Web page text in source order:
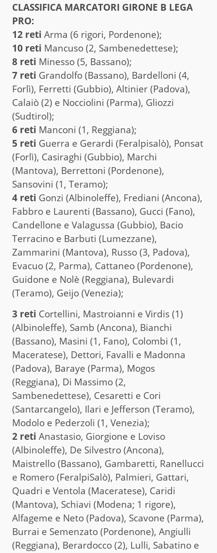
CLASSIFICA MARCATORI GIRONE B LEGA
PRO:
12 reti Arma (6 rigori, Pordenone);
10 reti Mancuso (2, Sambenedettese);
8 reti Minesso (5, Bassano);
7 reti Grandolfo (Bassano), Bardelloni (4,
Forlì), Ferretti (Gubbio), Altinier (Padova),
Calaiò (2) e Nocciolini (Parma), Gliozzi
(Sudtirol);
6 reti Manconi (1, Reggiana);
5 reti Guerra e Gerardi (Feralpisalò), Ponsat
(Forlì), Casiraghi (Gubbio), Marchi
(Mantova), Berrettoni (Pordenone),
Sansovini (1, Teramo);
4 reti Gonzi (Albinoleffe), Frediani (Ancona),
Fabbro e Laurenti (Bassano), Gucci (Fano),
Candellone e Valagussa (Gubbio), Bacio
Terracino e Barbuti (Lumezzane),
Zammarini (Mantova), Russo (3, Padova),
Evacuo (2, Parma), Cattaneo (Pordenone),
Guidone e Nolè (Reggiana), Bulevardi
(Teramo), Geijo (Venezia);
3 reti Cortellini, Mastroianni e Virdis (1)
(Albinoleffe), Samb (Ancona), Bianchi
(Bassano), Masini (1, Fano), Colombi (1,
Maceratese), Dettori, Favalli e Madonna
(Padova), Baraye (Parma), Mogos
(Reggiana), Di Massimo (2,
Sambenedettese), Cesaretti e Cori
(Santarcangelo), Ilari e Jefferson (Teramo),
Modolo e Pederzoli (1, Venezia);
2 reti Anastasio, Giorgione e Loviso
(Albinoleffe), De Silvestro (Ancona),
Maistrello (Bassano), Gambaretti, Ranellucci
e Romero (FeralpiSalò), Palmieri, Gattari,
Quadri e Ventola (Maceratese), Caridi
(Mantova), Schiavi (Modena; 1 rigore),
Alfageme e Neto (Padova), Scavone (Parma),
Burrai e Semenzato (Pordenone), Angiulli
(Reggiana), Berardocco (2), Lulli, Sabatino e